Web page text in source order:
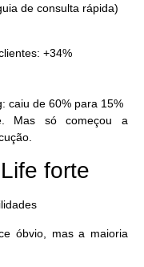
de consulta rápida)
+34%
caiu de 60% para 15%
Mas só começou a
forte
óbvio, mas a maioria